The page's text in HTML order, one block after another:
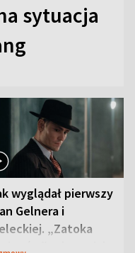
sytuacja
wyglądał pierwszy
Gelnera i
„Zatoka
od razu ich